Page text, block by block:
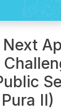
II)